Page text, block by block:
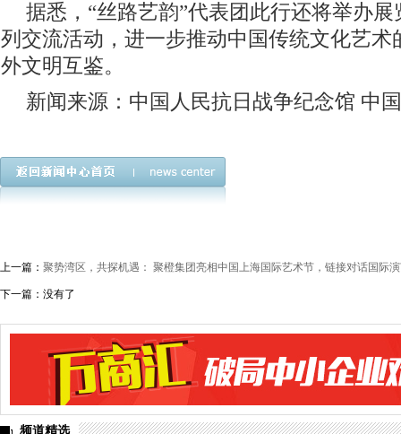
据悉，“丝路艺韵”代表团此行还将举办展
列交流活动，进一步推动中国传统文化艺术
外文明互鉴。
新闻来源：中国人民抗日战争纪念馆 中
上一篇： 聚势湾区，共探机遇： 聚橙集团亮相中国上海国际艺术节，链接对话国际
下一篇：没有了
频道精选